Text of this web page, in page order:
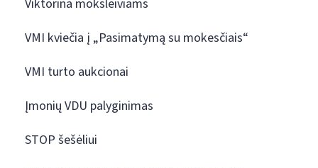
Viktorina moksleiviams
VMI kviečia į „Pasimatymą su mokesčiais“
VMI turto aukcionai
Įmonių VDU palyginimas
STOP šešėliui